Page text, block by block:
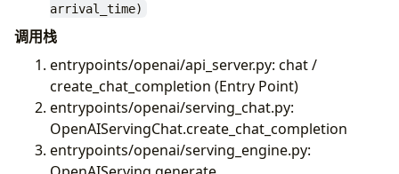
arrival_time)
调用栈
entrypoints/openai/api_server.py: chat /
create_chat_completion (Entry Point)
entrypoints/openai/serving_chat.py:
OpenAIServingChat.create_chat_completion
entrypoints/openai/serving_engine.py: